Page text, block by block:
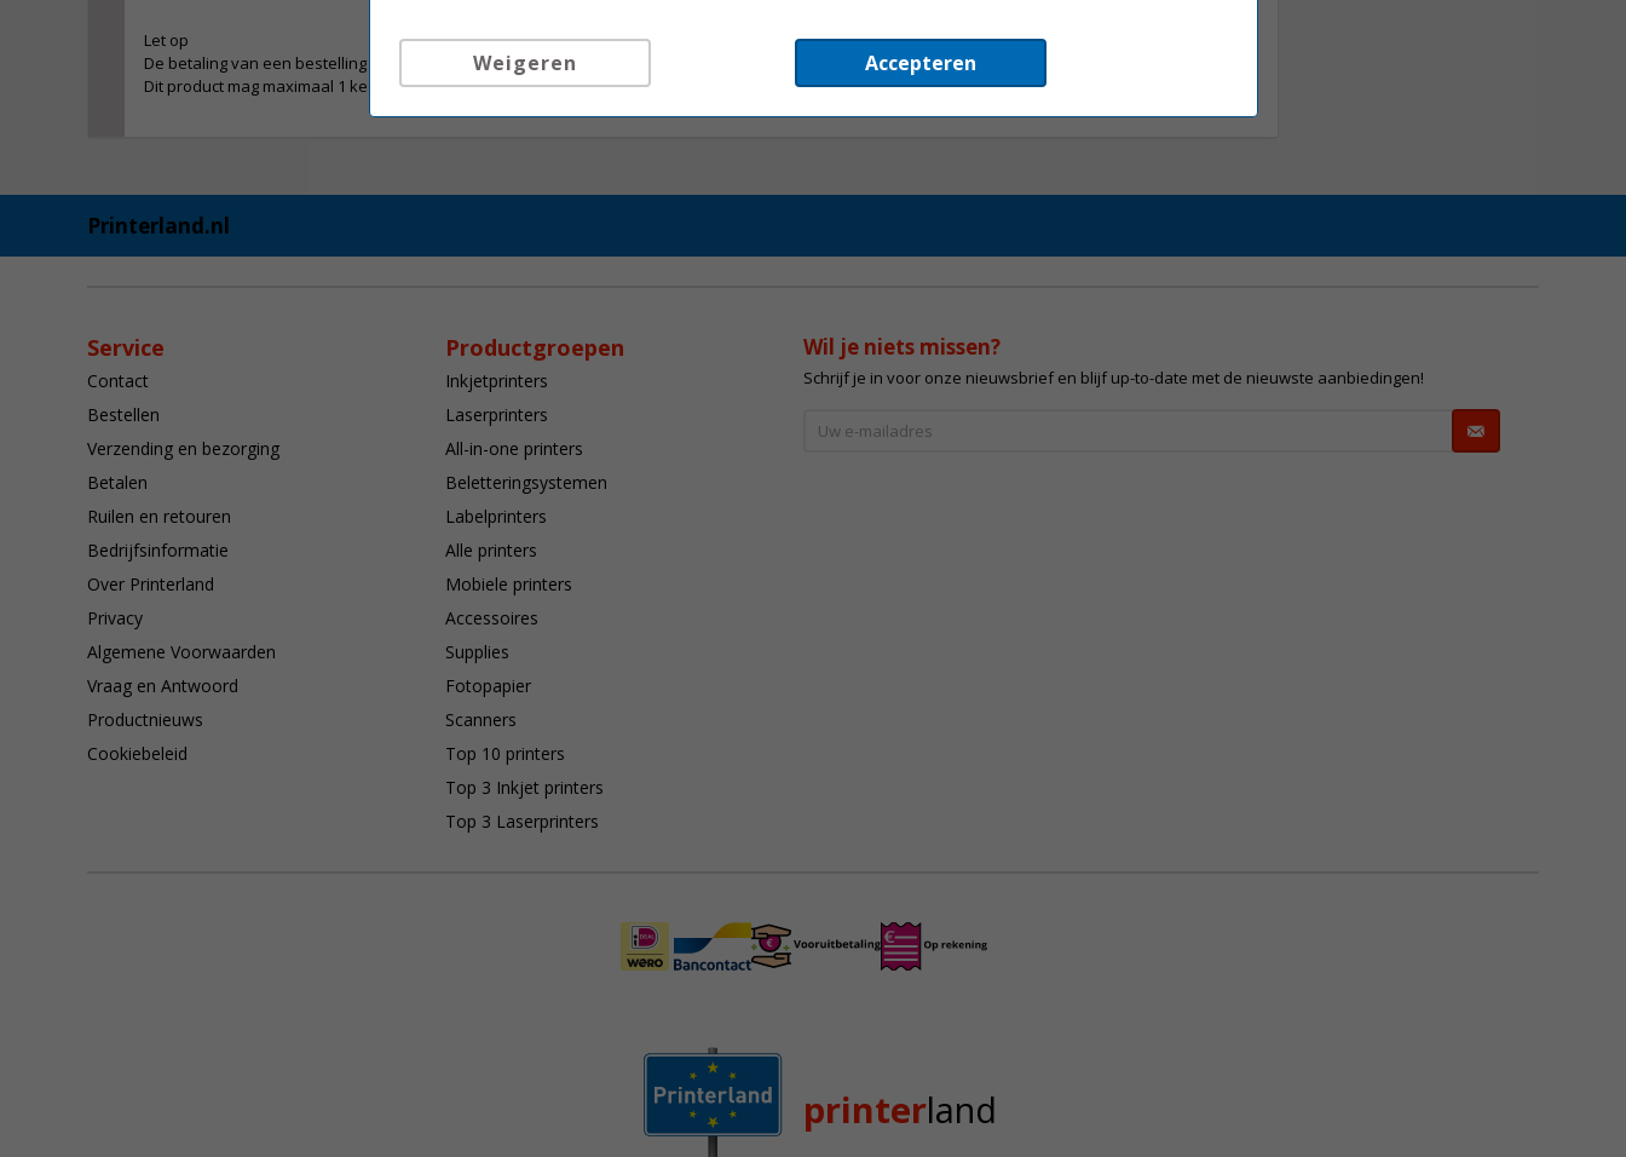
Let op
De betaling van een bestelling die dit product bevat gaat in overleg
Dit product mag maximaal 1 keer besteld worden.
Printerland.nl
Service
Contact
Bestellen
Verzending en bezorging
Betalen
Ruilen en retouren
Bedrijfsinformatie
Over Printerland
Privacy
Algemene Voorwaarden
Vraag en Antwoord
Productnieuws
Cookiebeleid
Productgroepen
Inkjetprinters
Laserprinters
All-in-one printers
Beletteringsystemen
Labelprinters
Alle printers
Mobiele printers
Accessoires
Supplies
Fotopapier
Scanners
Top 10 printers
Top 3 Inkjet printers
Top 3 Laserprinters
Wil je niets missen?
Schrijf je in voor onze nieuwsbrief en blijf up-to-date met de nieuwste aanbiedingen!
printerland
Accepteren
Weigeren